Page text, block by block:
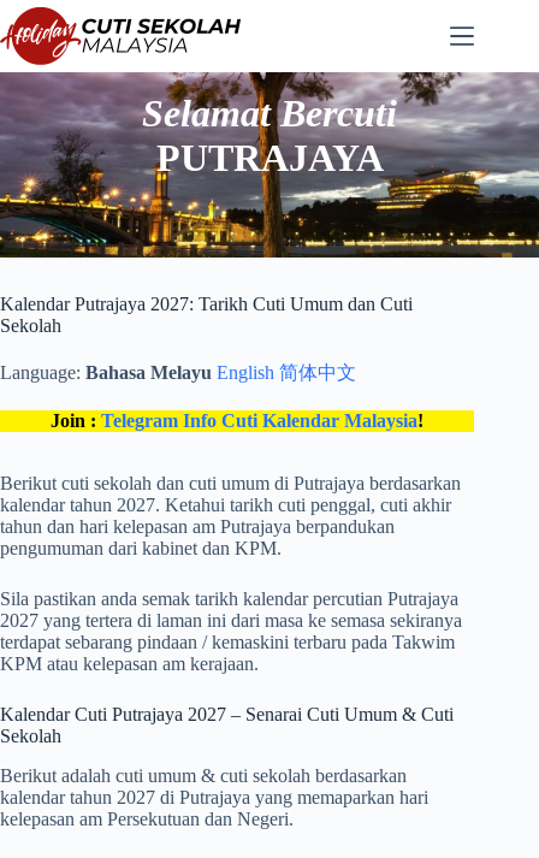
Langkau
ke
kandungan
Selamat Bercuti
PUTRAJAYA
Kalendar Putrajaya 2027: Tarikh Cuti Umum dan Cuti
Sekolah
Language: Bahasa Melayu English 简体中文
Join :Telegram Info Cuti Kalendar Malaysia!
Berikut cuti sekolah dan cuti umum di Putrajaya berdasarkan
kalendar tahun 2027. Ketahui tarikh cuti penggal, cuti akhir
tahun dan hari kelepasan am Putrajaya berpandukan
pengumuman dari kabinet dan KPM.
Sila pastikan anda semak tarikh kalendar percutian Putrajaya
2027 yang tertera di laman ini dari masa ke semasa sekiranya
terdapat sebarang pindaan / kemaskini terbaru pada Takwim
KPM atau kelepasan am kerajaan.
Kalendar Cuti Putrajaya 2027 – Senarai Cuti Umum & Cuti
Sekolah
Berikut adalah cuti umum & cuti sekolah berdasarkan
kalendar tahun 2027 di Putrajaya yang memaparkan hari
kelepasan am Persekutuan dan Negeri.